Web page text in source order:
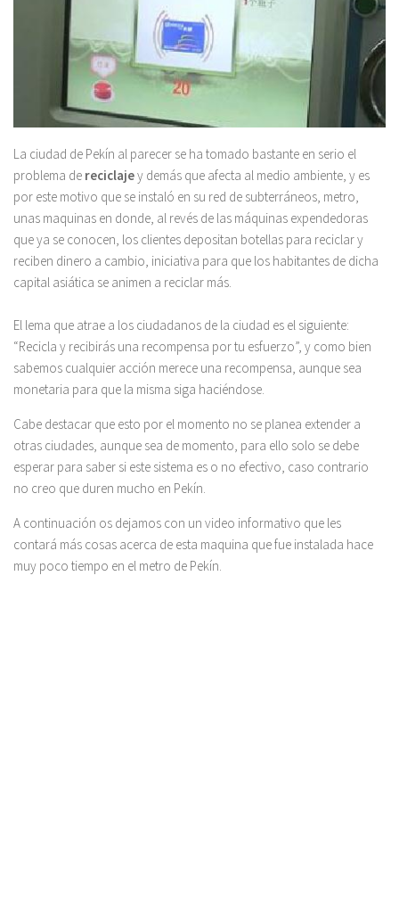
La ciudad de Pekín al parecer se ha tomado bastante en serio el
problema de reciclajey demás que afecta al medio ambiente, y es
por este motivo que se instaló en su red de subterráneos, metro,
unas maquinas en donde, al revés de las máquinas expendedoras
que ya se conocen, los clientes depositan botellas para reciclar y
reciben dinero a cambio, iniciativa para que los habitantes de dicha
capital asiática se animen a reciclar más.
El lema que atrae a los ciudadanos de la ciudad es el siguiente:
“Recicla y recibirás una recompensa por tu esfuerzo”, y como bien
sabemos cualquier acción merece una recompensa, aunque sea
monetaria para que la misma siga haciéndose.
Cabe destacar que esto por el momento no se planea extender a
otras ciudades, aunque sea de momento, para ello solo se debe
esperar para saber si este sistema es o no efectivo, caso contrario
no creo que duren mucho en Pekín.
A continuación os dejamos con un video informativo que les
contará más cosas acerca de esta maquina que fue instalada hace
muy poco tiempo en el metro de Pekín.